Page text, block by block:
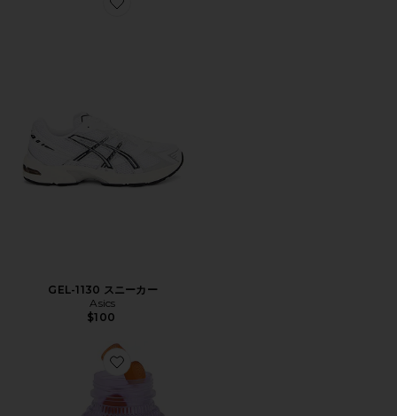
Favorite GEL-1130 スニーカー
GEL-1130 スニーカー
Asics
$100
Favorite PURR ビタミングミ